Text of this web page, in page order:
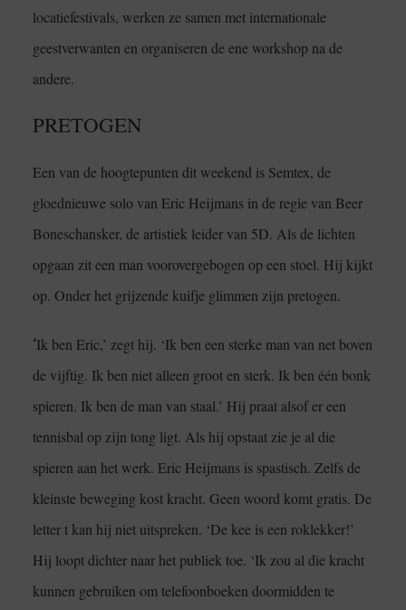
locatiefestivals, werken ze samen met internationale
geestverwanten en organiseren de ene workshop na de
andere.
PRETOGEN
Een van de hoogtepunten dit weekend is Semtex, de
gloednieuwe solo van Eric Heijmans in de regie van Beer
Boneschansker, de artistiek leider van 5D. Als de lichten
opgaan zit een man voorovergebogen op een stoel. Hij kijkt
op. Onder het grijzende kuifje glimmen zijn pretogen.
‘Ik ben Eric,’ zegt hij. ‘Ik ben een sterke man van net boven
de vijftig. Ik ben niet alleen groot en sterk. Ik ben één bonk
spieren. Ik ben de man van staal.’ Hij praat alsof er een
tennisbal op zijn tong ligt. Als hij opstaat zie je al die
spieren aan het werk. Eric Heijmans is spastisch. Zelfs de
kleinste beweging kost kracht. Geen woord komt gratis. De
letter t kan hij niet uitspreken. ‘De kee is een roklekker!’
Hij loopt dichter naar het publiek toe. ‘Ik zou al die kracht
kunnen gebruiken om telefoonboeken doormidden te